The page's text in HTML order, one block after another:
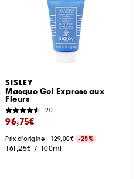
SISLEY
Masque Gel Express aux
Fleurs
20
96,75€
Prix d'origine : 129,00€ -25%
161,25€ / 100ml